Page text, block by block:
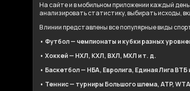
На сайте и в мобильном приложении каждый
анализировать статистику, выбирать исходы,
В линии представлены все популярные виды
• Футбол — чемпионаты и кубки разных
• Хоккей — НХЛ, КХЛ, ВХЛ, МХЛ и т. д.
• Баскетбол — НБА, Евролига, Единая Лига
• Теннис — турниры Большого шлема, ATP,